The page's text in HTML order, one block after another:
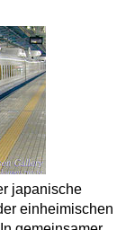
japanische
ein­hei­mi­schen